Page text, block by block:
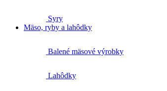
Syry
Mäso, ryby a lahôdky
Balené mäsové výrobky
Lahôdky